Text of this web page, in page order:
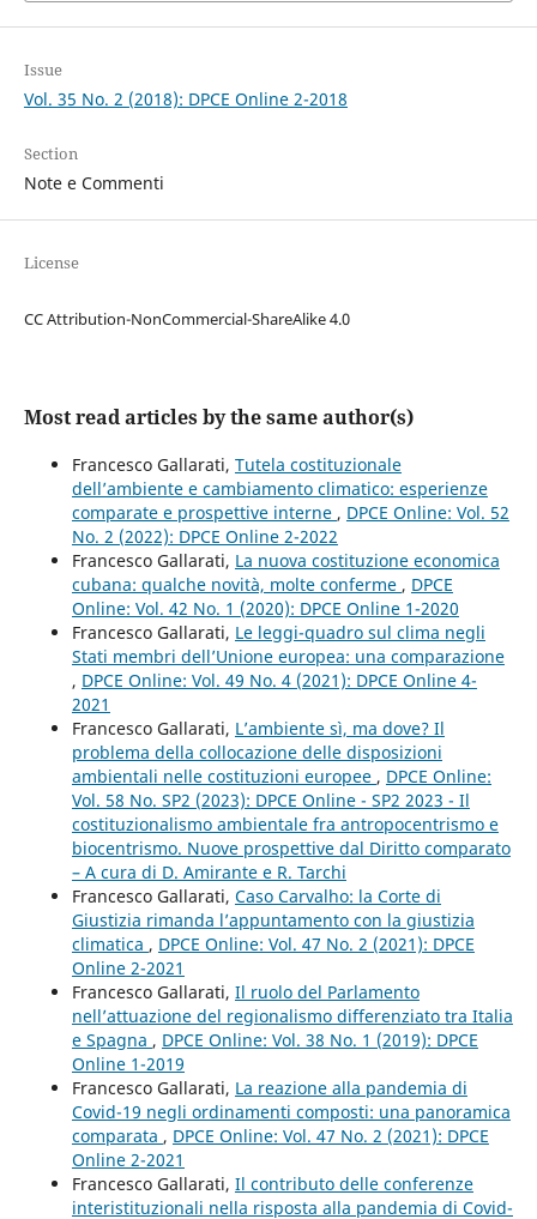
Issue
Vol. 35 No. 2 (2018): DPCE Online 2-2018
Section
Note e Commenti
License
CC Attribution-NonCommercial-ShareAlike 4.0
Most read articles by the same author(s)
Francesco Gallarati, Tutela costituzionale
dell’ambiente e cambiamento climatico: esperienze
comparate e prospettive interne , DPCE Online: Vol. 52
No. 2 (2022): DPCE Online 2-2022
Francesco Gallarati, La nuova costituzione economica
cubana: qualche novità, molte conferme , DPCE
Online: Vol. 42 No. 1 (2020): DPCE Online 1-2020
Francesco Gallarati, Le leggi-quadro sul clima negli
Stati membri dell’Unione europea: una comparazione
, DPCE Online: Vol. 49 No. 4 (2021): DPCE Online 4-
2021
Francesco Gallarati, L’ambiente sì, ma dove? Il
problema della collocazione delle disposizioni
ambientali nelle costituzioni europee , DPCE Online:
Vol. 58 No. SP2 (2023): DPCE Online - SP2 2023 - Il
costituzionalismo ambientale fra antropocentrismo e
biocentrismo. Nuove prospettive dal Diritto comparato
– A cura di D. Amirante e R. Tarchi
Francesco Gallarati, Caso Carvalho: la Corte di
Giustizia rimanda l’appuntamento con la giustizia
climatica , DPCE Online: Vol. 47 No. 2 (2021): DPCE
Online 2-2021
Francesco Gallarati, Il ruolo del Parlamento
nell’attuazione del regionalismo differenziato tra Italia
e Spagna , DPCE Online: Vol. 38 No. 1 (2019): DPCE
Online 1-2019
Francesco Gallarati, La reazione alla pandemia di
Covid-19 negli ordinamenti composti: una panoramica
comparata , DPCE Online: Vol. 47 No. 2 (2021): DPCE
Online 2-2021
Francesco Gallarati, Il contributo delle conferenze
interistituzionali nella risposta alla pandemia di Covid-